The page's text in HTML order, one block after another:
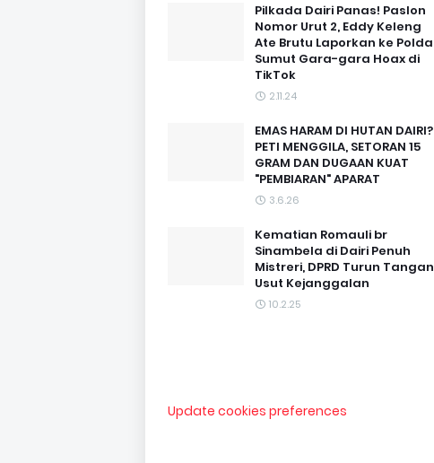
Pilkada Dairi Panas! Paslon
Nomor Urut 2, Eddy Keleng
Ate Brutu Laporkan ke Polda
Sumut Gara-gara Hoax di
TikTok
2.11.24
EMAS HARAM DI HUTAN DAIRI?
PETI MENGGILA, SETORAN 15
GRAM DAN DUGAAN KUAT
"PEMBIARAN" APARAT
3.6.26
Kematian Romauli br
Sinambela di Dairi Penuh
Mistreri, DPRD Turun Tangan
Usut Kejanggalan
10.2.25
Update cookies preferences